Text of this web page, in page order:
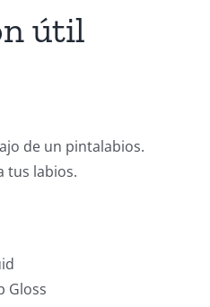
útil
de un pintalabios.
tus labios.
Gloss